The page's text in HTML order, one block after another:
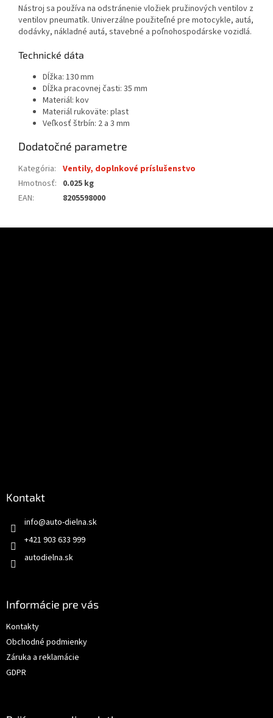
Nástroj sa používa na odstránenie vložiek pružinových ventilov z
ventilov pneumatík. Univerzálne použiteľné pre motocykle, autá,
dodávky, nákladné autá, stavebné a poľnohospodárske vozidlá.
Technické dáta
Dĺžka: 130 mm
Dĺžka pracovnej časti: 35 mm
Materiál: kov
Materiál rukoväte: plast
Veľkosť štrbín: 2 a 3 mm
Dodatočné parametre
Kategória: Ventily, doplnkové príslušenstvo
Hmotnosť: 0.025 kg
EAN: 8205598000
Kontakt
info@auto-dielna.sk
+421 903 633 999
autodielna.sk
Informácie pre vás
Kontakty
Obchodné podmienky
Záruka a reklamácie
GDPR